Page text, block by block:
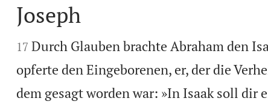

Joseph

17 Durch Glauben brachte Abraham den
opferte den Eingeborenen, er, der die
dem gesagt worden war: »In Isaak soll dir